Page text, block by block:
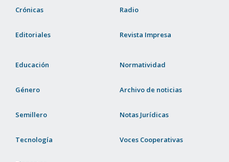
Crónicas
Editoriales
Radio
Revista Impresa
Educación
Género
Semillero
Tecnología
Normatividad
Archivo de noticias
Notas Jurídicas
Voces Cooperativas